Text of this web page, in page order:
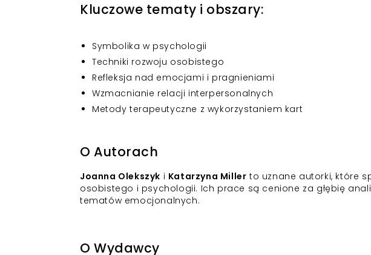
Kluczowe tematy i obszary:
Symbolika w psychologii
Techniki rozwoju osobistego
Refleksja nad emocjami i pragnieniami
Wzmacnianie relacji interpersonalnych
Metody terapeutyczne z wykorzystaniem kart
O Autorach
Joanna Olekszyk i Katarzyna Miller to uznane autorki, które
osobistego i psychologii. Ich prace są cenione za głębię
tematów emocjonalnych.
O Wydawcy